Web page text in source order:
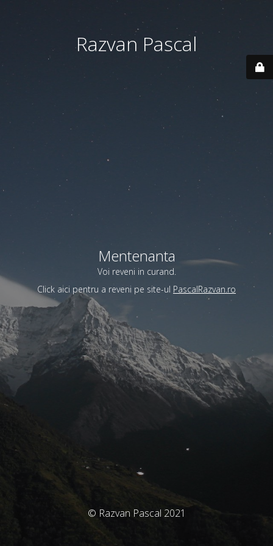
Razvan Pascal
Mentenanta
Voi reveni in curand.
Click aici pentru a reveni pe site-ul PascalRazvan.ro
© Razvan Pascal 2021